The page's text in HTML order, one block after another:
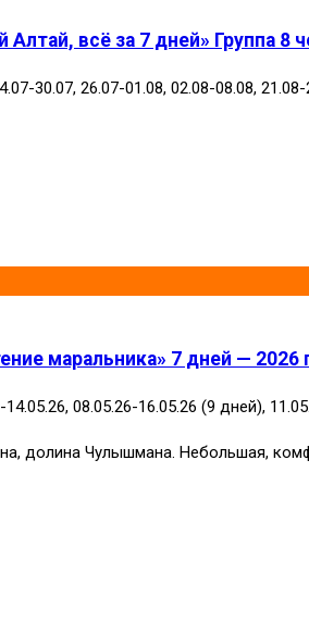
всё за 7 дней» Группа 8
30.07, 26.07-01.08, 02.08-08.08,
маральника» 7 дней — 2026
08.05.26-16.05.26 (9 дней),
долина Чулышмана. Небольшая,